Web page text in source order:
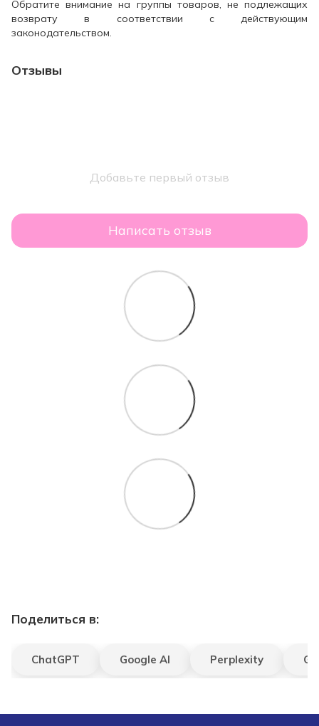
Обратите внимание на группы товаров, не подлежащих
возврату в соответствии с действующим
законодательством.
Отзывы
Добавьте первый отзыв
Написать отзыв
Поделиться в:
ChatGPT Google AI Perplexity